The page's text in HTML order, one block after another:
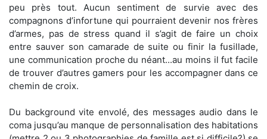
peu près tout. Aucun sentiment de survie avec des
compagnons d’infortune qui pourraient devenir nos frères
d’armes, pas de stress quand il s’agit de faire un choix
entre sauver son camarade de suite ou finir la fusillade,
une communication proche du néant...au moins il fut facile
de trouver d’autres gamers pour les accompagner dans ce
chemin de croix.
Du background vite envolé, des messages audio dans le
coma jusqu’au manque de personnalisation des habitations